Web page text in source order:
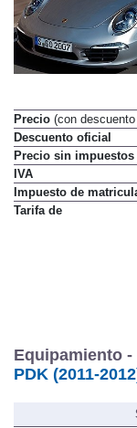
Precio (con
Descuento oficial
Precio sin impuestos
IVA
Impuesto de
Tarifa de
Equipamiento -
PDK (2011-